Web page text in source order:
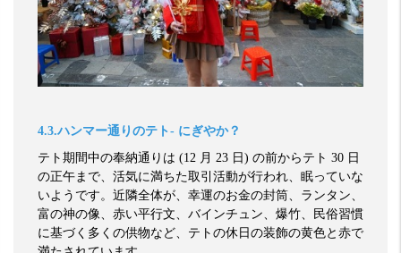
4.3.ハンマー通りのテト- にぎやか？
テト期間中の奉納通りは (12 月 23 日) の前からテト 30 日
の正午まで、活気に満ちた取引活動が行われ、眠っていな
いようです。近隣全体が、幸運のお金の封筒、ランタン、
富の神の像、赤い平行文、バインチュン、爆竹、民俗習慣
に基づく多くの供物など、テトの休日の装飾の黄色と赤で